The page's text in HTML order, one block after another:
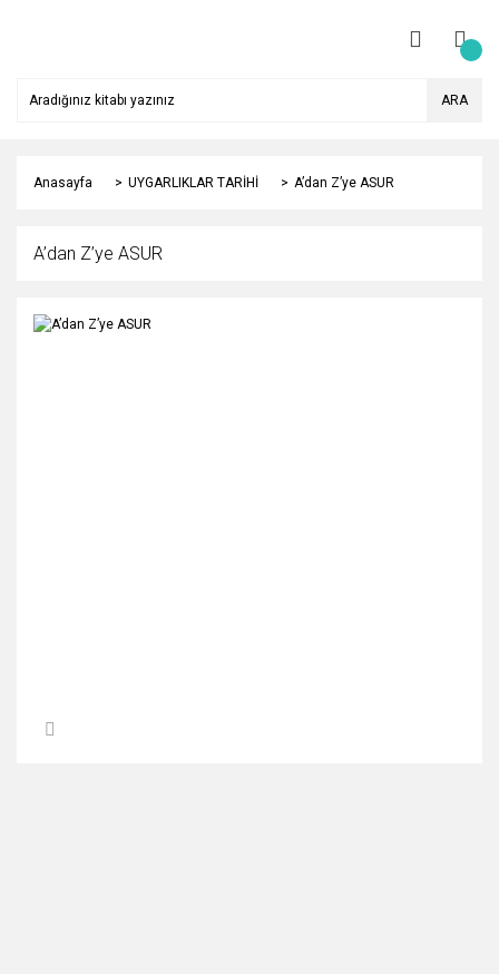
ARA
Anasayfa UYGARLIKLAR TARİHİ A’dan Z’ye ASUR
A’dan Z’ye ASUR